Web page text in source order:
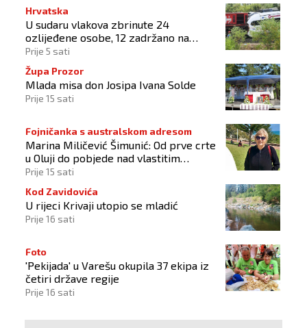
Hrvatska
U sudaru vlakova zbrinute 24
ozlijeđene osobe, 12 zadržano na
liječenju
Prije 5 sati
Župa Prozor
Mlada misa don Josipa Ivana Solde
Prije 15 sati
Fojničanka s australskom adresom
Marina Miličević Šimunić: Od prve crte
u Oluji do pobjede nad vlastitim
„olujama“
Prije 15 sati
Kod Zavidovića
U rijeci Krivaji utopio se mladić
Prije 16 sati
Foto
'Pekijada' u Varešu okupila 37 ekipa iz
četiri države regije
Prije 16 sati